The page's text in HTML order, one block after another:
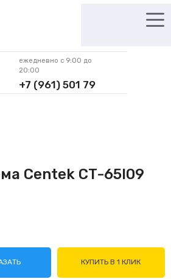
ежедневно с 9:00 до
20:00
+7 (961) 501 79
62
Centek CT-65I09
КУПИТЬ В 1 КЛИК